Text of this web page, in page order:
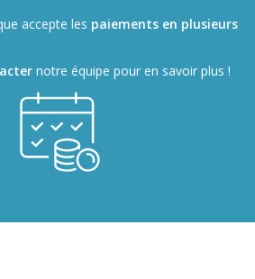
accepte les paiements en plusieurs
notre équipe pour en savoir plus !